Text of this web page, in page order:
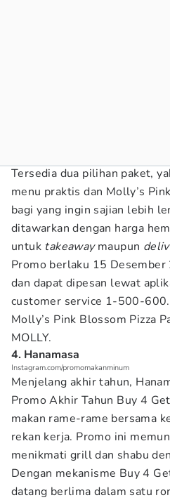
Tersedia dua pilihan paket,
menu praktis dan Molly’s
bagi yang ingin sajian lebih
ditawarkan dengan harga
untuk takeawaymaupun
Promo berlaku 15
dan dapat dipesan lewat
customer service 1-500-
Molly’s Pink Blossom Pizza
MOLLY.
4. Hanamasa
Instagram.com/promomakanminum
Menjelang akhir tahun,
Promo Akhir Tahun Buy 4
makan rame-rame bersama
rekan kerja. Promo ini
menikmati grill dan shabu
Dengan mekanisme Buy 4
datang berlima dalam satu